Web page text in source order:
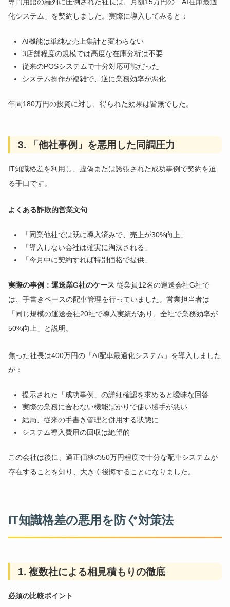
専門用語の羅列に圧倒された社長は、月額15万円の「AI在庫最適
化システム」を契約しました。実際に導入してみると：
AI機能は単純な売上集計と変わらない
3店舗程度の規模では高度な在庫分析は不要
従来のPOSシステムで十分対応可能だった
システム操作が複雑で、逆に業務効率が悪化
年間180万円の投資に対し、得られた効果は皆無でした。
3. 「他社事例」を悪用した同調圧力
IT知識格差を利用し、虚偽または誇張された成功事例で契約を迫
る手口です。
よくある詐欺的営業文句
「同業他社では既に導入済みで、売上が30%向上」
「導入しない会社は確実に淘汰される」
「今月中に契約すれば特別価格で提供」
実際の事例：運送業G社のケース 従業員12名の運送会社G社で
は、手書きベースの配車管理を行っていました。営業担当者は
「同じ規模の運送会社20社で導入実績があり、全社で業務効率が
50%向上」と説明。
焦った社長は400万円の「AI配車最適化システム」を導入しました
が：
提示された「成功事例」の詳細確認を求めると曖昧な回答
実際の業務に合わない機能ばかりで使い勝手が悪い
結局、従来の手書き管理と併用する状態に
システム導入費用の回収は絶望的
この会社は後に、適正価格の50万円程度で十分な配車システムが
存在することを知り、大きく後悔することになりました。
IT知識格差の悪用を防ぐ対策法
1. 複数社による相見積もりの徹底
必須の比較ポイント